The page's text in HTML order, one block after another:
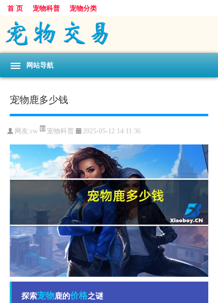
首 页 宠物科普 宠物分类
网站导航
宠物鹿多少钱
网友:cw 宠物科普 2025-05-12 14:11:36
探索宠物鹿的价格之谜